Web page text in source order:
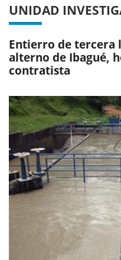
UNIDAD
Entierro de tercera
alterno de Ibagué,
contratista